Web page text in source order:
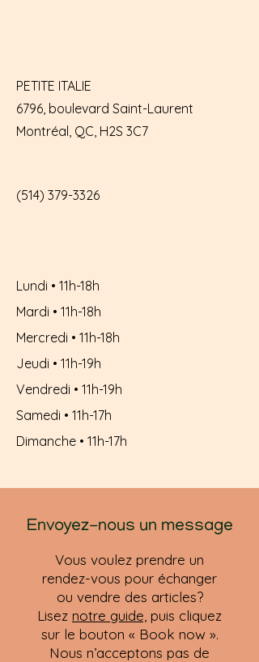
PETITE ITALIE
6796, boulevard Saint-Laurent
Montréal, QC, H2S 3C7
(514) 379-3326
Lundi • 11h-18h
Mardi • 11h-18h
Mercredi • 11h-18h
Jeudi • 11h-19h
Vendredi • 11h-19h
Samedi • 11h-17h
Dimanche • 11h-17h
Envoyez-nous un message
Vous voulez prendre un
rendez-vous pour échanger
ou vendre des articles?
Lisez notre guide, puis cliquez
sur le bouton « Book now ».
Nous n’acceptons pas de